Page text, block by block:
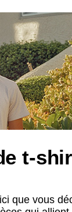
t-
que vous